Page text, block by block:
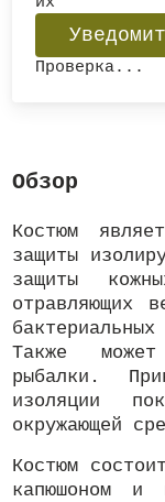
Проверка...
Обзор
Костюм
защиты
защиты
отравляющих
Также
рыбалки.
изоляции
окружающей
Костюм
капюшоном и